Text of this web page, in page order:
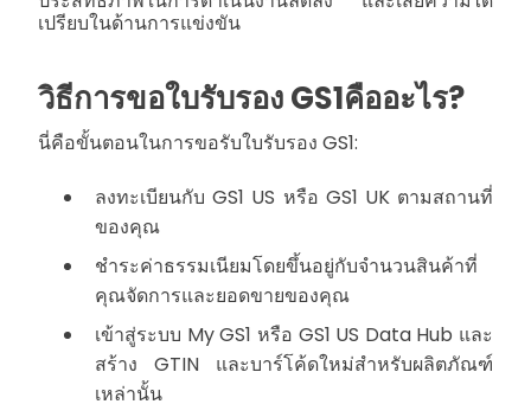
เปรียบในด้านการแข่งขัน
วิธีการขอใบรับรอง GS1คืออะไร?
นี่คือขั้นตอนในการขอรับใบรับรอง GS1:
ลงทะเบียนกับ GS1 US หรือ GS1 UK ตามสถานที่
ของคุณ
ชำระค่าธรรมเนียมโดยขึ้นอยู่กับจำนวนสินค้าที่
คุณจัดการและยอดขายของคุณ
เข้าสู่ระบบ My GS1 หรือ GS1 US Data Hub และ
สร้าง GTIN และบาร์โค้ดใหม่สำหรับผลิตภัณฑ์
เหล่านั้น